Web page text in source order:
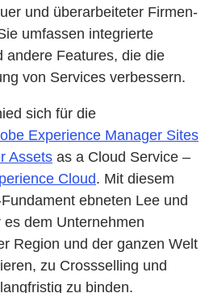
und überarbeiteter Firmen-
umfassen integrierte
andere Features, die die
von Services verbessern.
sich für die
Experience Manager Sites
Assets as a Cloud Service –
Cloud. Mit diesem
ebneten Lee und
dem Unternehmen
Region und der ganzen Welt
zu Crossselling und
zu binden.